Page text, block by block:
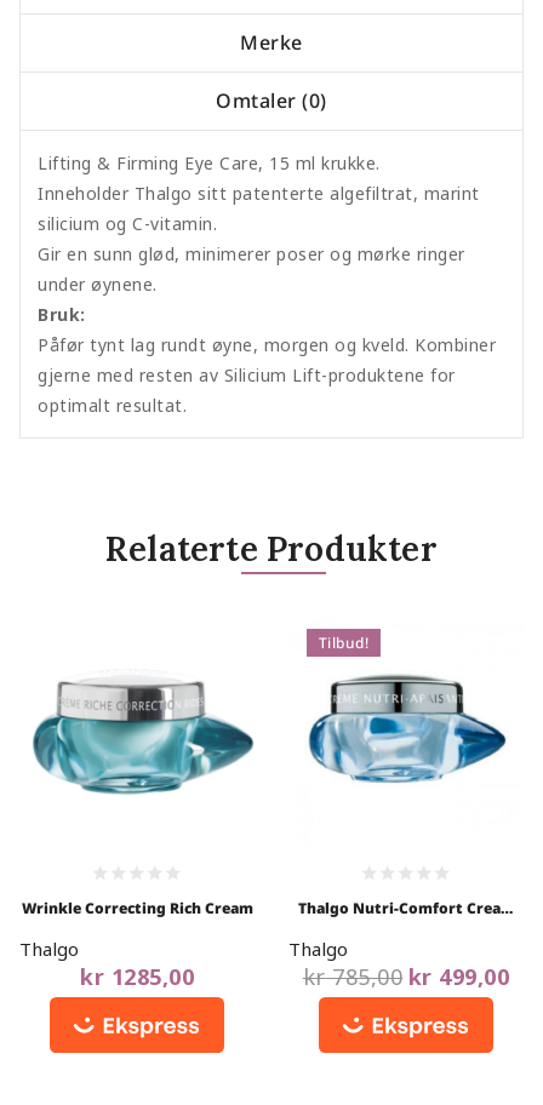
Merke
Omtaler (0)
Lifting & Firming Eye Care, 15 ml krukke.
Inneholder Thalgo sitt patenterte algefiltrat, marint
silicium og C-vitamin.
Gir en sunn glød, minimerer poser og mørke ringer
under øynene.
Bruk:
Påfør tynt lag rundt øyne, morgen og kveld. Kombiner
gjerne med resten av Silicium Lift-produktene for
optimalt resultat.
Relaterte Produkter
0
out
Wrinkle Correcting Rich Cream
Thalgo
kr 1285,00
Tilbud!
0
out
Thalgo Nutri-Comfort Cream
Thalgo
kr785,00 kr 499,00